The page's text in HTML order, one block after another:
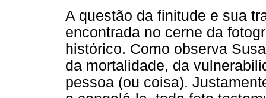
A questão da finitude e sua
encontrada no cerne da
histórico. Como observa
da mortalidade, da
pessoa (ou coisa).